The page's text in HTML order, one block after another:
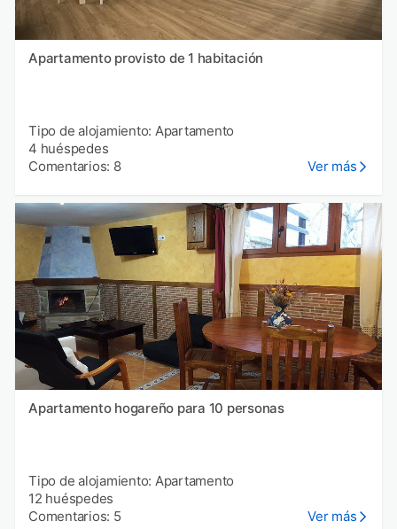
Apartamento provisto de 1 habitación
Tipo de alojamiento: Apartamento
4 huéspedes
Comentarios: 8
Ver más
Apartamento hogareño para 10 personas
Tipo de alojamiento: Apartamento
12 huéspedes
Comentarios: 5
Ver más